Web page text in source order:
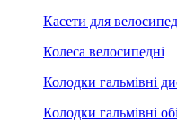
Касети для
Колеса велосипедні
Колодки гальмівні
Колодки гальмівні